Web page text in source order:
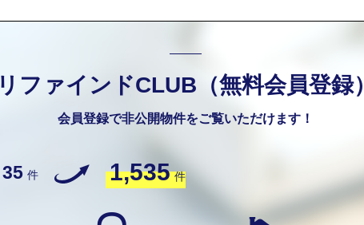
リファインドCLUB（無料会員登録）
会員登録で非公開物件をご覧いただけます！
35 件 1,535 件